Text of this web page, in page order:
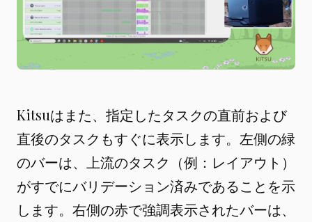
Kitsuはまた、指定したタスクの直前および
直後のタスクもすぐに表示します。左側の緑
のバーは、上流のタスク（例：レイアウト）
がすでにバリデーション済みであることを示
します。右側の赤で強調表示されたバーは、